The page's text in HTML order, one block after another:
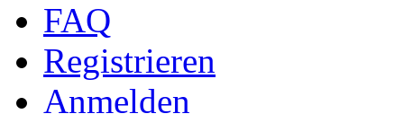
FAQ
Registrieren
Anmelden